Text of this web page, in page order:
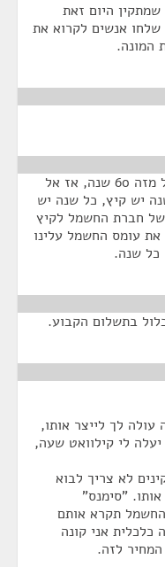
היום זאת
אנשים לקרוא את
המונה.
העלויות של זה ידועות לחברת החשמל מזה 60 שנה, אז אל
יש קיץ, כל שנה יש
של חברת החשמל לקיץ
עומס החשמל עלינו
כל שנה.
בתשלום הקבוע.
לך לייצר אותו,
לי קילוואט שעה,
לא צריך לבוא
"סימנס"
תקרא אותם
כלכלית אני קונה
לזה.